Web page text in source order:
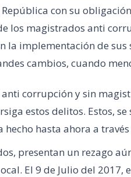
con su
los magistrados anti
la implementación de
cambios, cuando
anti corrupción y sin
estos delitos. Estos,
hecho hasta ahora a
presentan un rezago
El 9 de Julio del